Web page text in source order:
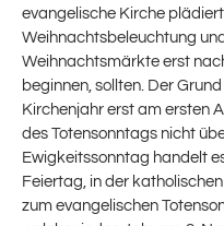
evangelische Kirche
Weihnachtsbeleuchtung
Weihnachtsmärkte erst
beginnen, sollten. Der
Kirchenjahr erst am ersten
des Totensonntags nicht
Ewigkeitssonntag handelt
Feiertag, in der
zum evangelischen